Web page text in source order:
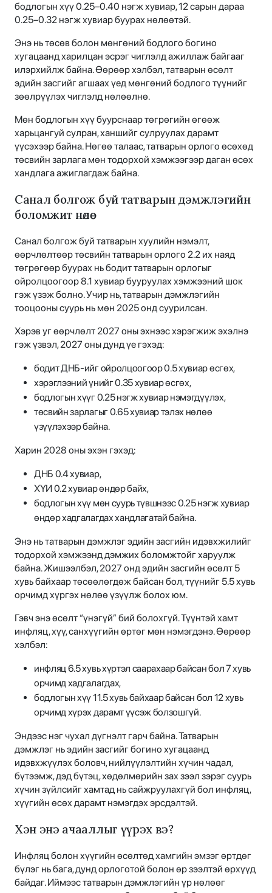
бодлогын хүү 0.25–0.40 нэгж хувиар, 12 сарын дараа
0.25–0.32 нэгж хувиар буурах нөлөөтэй.
Энэ нь төсөв болон мөнгөний бодлого богино
хугацаанд харилцан эсрэг чиглэлд ажиллаж байгааг
илэрхийлж байна. Өөрөөр хэлбэл, татварын өсөлт
эдийн засгийг агшаах үед мөнгөний бодлого түүнийг
зөөлрүүлэх чиглэлд нөлөөлнө.
Мөн бодлогын хүү буурснаар төгрөгийн өгөөж
харьцангуй сулран, ханшийг сулруулах дарамт
үүсэхээр байна. Нөгөө талаас, татварын орлого өсөхөд
төсвийн зарлага мөн тодорхой хэмжээгээр даган өсөх
хандлага ажиглагдаж байна.
Санал болгож буй татварын дэмжлэгийн
боломжит нөлөө
Санал болгож буй татварын хуулийн нэмэлт,
өөрчлөлтөөр төсвийн татварын орлого 2.2 их наяд
төгрөгөөр буурах нь бодит татварын орлогыг
ойролцоогоор 8.1 хувиар бууруулах хэмжээний шок
гэж үзэж болно. Учир нь, татварын дэмжлэгийн
тооцооны суурь нь мөн 2025 онд суурилсан.
Хэрэв уг өөрчлөлт 2027 оны эхнээс хэрэгжиж эхэлнэ
гэж үзвэл, 2027 оны дунд үе гэхэд:
бодит ДНБ-ийг ойролцоогоор 0.5 хувиар өсгөх,
хэрэглээний үнийг 0.35 хувиар өсгөх,
бодлогын хүүг 0.25 нэгж хувиар нэмэгдүүлэх,
төсвийн зарлагыг 0.65 хувиар тэлэх нөлөө
үзүүлэхээр байна.
Харин 2028 оны эхэн гэхэд:
ДНБ 0.4 хувиар,
ХҮИ 0.2 хувиар өндөр байх,
бодлогын хүү мөн суурь түвшнээс 0.25 нэгж хувиар
өндөр хадгалагдах хандлагатай байна.
Энэ нь татварын дэмжлэг эдийн засгийн идэвхжилийг
тодорхой хэмжээнд дэмжих боломжтойг харуулж
байна. Жишээлбэл, 2027 онд эдийн засгийн өсөлт 5
хувь байхаар төсөөлөгдөж байсан бол, түүнийг 5.5 хувь
орчимд хүргэх нөлөө үзүүлж болох юм.
Гэвч энэ өсөлт “үнэгүй” бий болохгүй. Түүнтэй хамт
инфляц, хүү, санхүүгийн өртөг мөн нэмэгдэнэ. Өөрөөр
хэлбэл:
инфляц 6.5 хувь хүртэл саарахаар байсан бол 7 хувь
орчимд хадгалагдах,
бодлогын хүү 11.5 хувь байхаар байсан бол 12 хувь
орчимд хүрэх дарамт үүсэж болзошгүй.
Эндээс нэг чухал дүгнэлт гарч байна. Татварын
дэмжлэг нь эдийн засгийг богино хугацаанд
идэвхжүүлэх боловч, нийлүүлэлтийн хүчин чадал,
бүтээмж, дэд бүтэц, хөдөлмөрийн зах зээл зэрэг суурь
хүчин зүйлсийг хамтад нь сайжруулахгүй бол инфляц,
хүүгийн өсөх дарамт нэмэгдэх эрсдэлтэй.
Хэн энэ ачааллыг үүрэх вэ?
Инфляц болон хүүгийн өсөлтөд хамгийн эмзэг өртдөг
бүлэг нь бага, дунд орлоготой болон өр зээлтэй өрхүүд
байдаг. Иймээс татварын дэмжлэгийн үр нөлөөг